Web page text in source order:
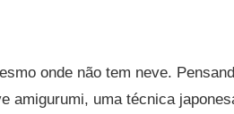
onde não tem neve.
amigurumi, uma técnica